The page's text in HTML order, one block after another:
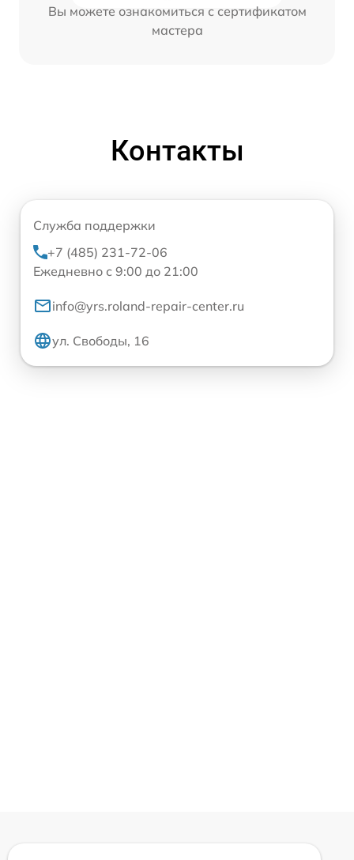
Вы можете ознакомиться с сертификатом
мастера
Контакты
Служба поддержки
+7 (485) 231-72-06
Ежедневно с 9:00 до 21:00
info@yrs.roland-repair-center.ru
ул. Свободы, 16